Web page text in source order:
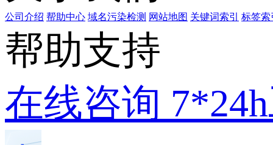
公司介绍 帮助中心 域名污染检测 网站地图 关键词索引 标签索
帮助支持
在线咨询